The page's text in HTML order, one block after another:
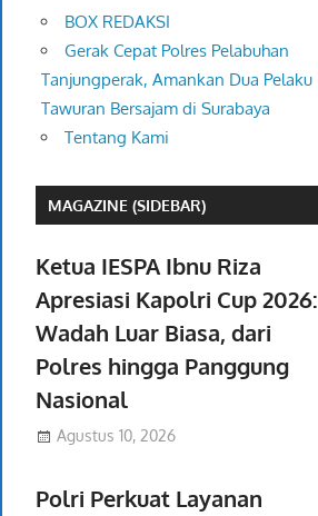
BOX REDAKSI
Gerak Cepat Polres Pelabuhan
Tanjungperak, Amankan Dua Pelaku
Tawuran Bersajam di Surabaya
Tentang Kami
MAGAZINE (SIDEBAR)
Ketua IESPA Ibnu Riza
Apresiasi Kapolri Cup 2026:
Wadah Luar Biasa, dari
Polres hingga Panggung
Nasional
Agustus 10, 2026
Polri Perkuat Layanan